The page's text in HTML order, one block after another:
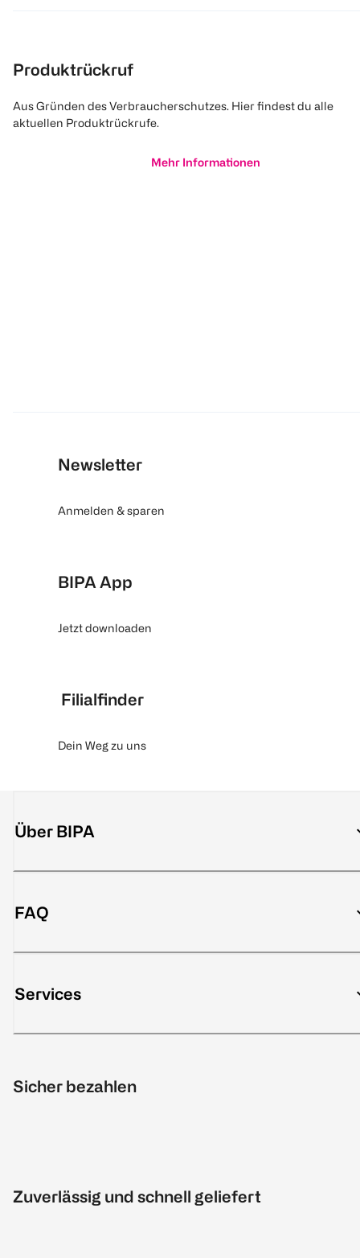
Produktrückruf
Aus Gründen des Verbraucherschutzes. Hier findest du alle
aktuellen Produktrückrufe.
Mehr Informationen
Newsletter
Anmelden & sparen
BIPA App
Jetzt downloaden
Filialfinder
Dein Weg zu uns
Über BIPA
FAQ
Services
Sicher bezahlen
Zuverlässig und schnell geliefert